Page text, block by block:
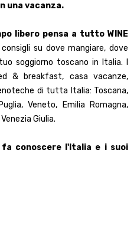
una vacanza.
libero pensa a tutto WINE
su dove mangiare, dove
soggiorno toscano in Italia. I
& breakfast, casa vacanze,
di tutta Italia: Toscana,
Veneto, Emilia Romagna,
Giulia.
fa conoscere l'Italia e i suoi